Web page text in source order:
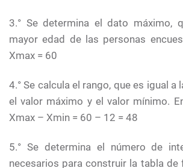
3.° Se determina el dato máximo,
mayor edad de las personas
Xmax = 60
4.° Se calcula el rango, que es igual a
el valor máximo y el valor mínimo.
Xmax – Xmin = 60 – 12 = 48
5.° Se determina el número de
necesarios para construir la tabla de